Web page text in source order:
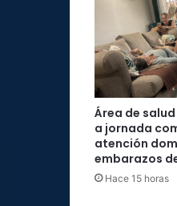
Área de
a jornada
atención
embarazos
Hace 15 horas